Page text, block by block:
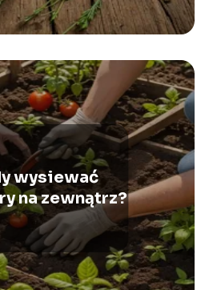
wysiewać
na zewnątrz?